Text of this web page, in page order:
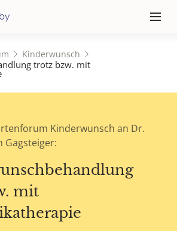
≡
Kinderwunsch
trotz bzw. mit
Kinderwunsch an Dr.
Gagsteiger:
mit